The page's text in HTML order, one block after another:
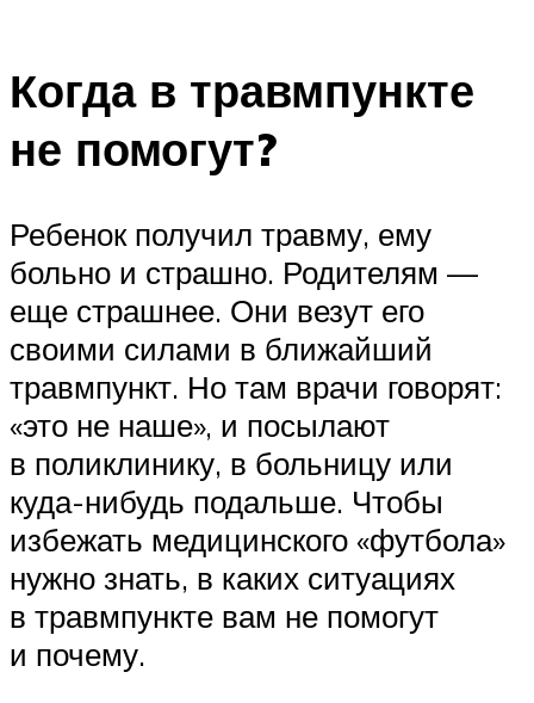
Когда в травмпункте
не помогут?
Ребенок получил травму, ему
больно и страшно. Родителям —
еще страшнее. Они везут его
своими силами в ближайший
травмпункт. Но там врачи говорят:
«это не наше», и посылают
в поликлинику, в больницу или
куда-нибудь подальше. Чтобы
избежать медицинского «футбола»
нужно знать, в каких ситуациях
в травмпункте вам не помогут
и почему.